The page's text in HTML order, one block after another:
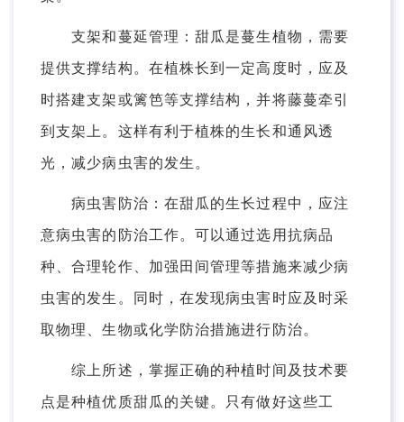
支架和蔓延管理：甜瓜是蔓生植物，需要
提供支撑结构。在植株长到一定高度时，应及
时搭建支架或篱笆等支撑结构，并将藤蔓牵引
到支架上。这样有利于植株的生长和通风透
光，减少病虫害的发生。
病虫害防治：在甜瓜的生长过程中，应注
意病虫害的防治工作。可以通过选用抗病品
种、合理轮作、加强田间管理等措施来减少病
虫害的发生。同时，在发现病虫害时应及时采
取物理、生物或化学防治措施进行防治。
综上所述，掌握正确的种植时间及技术要
点是种植优质甜瓜的关键。只有做好这些工